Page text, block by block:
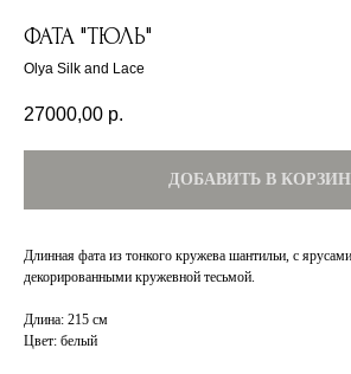
ФАТА "ТЮЛЬ"
Olya Silk and Lace
27000,00 р.
ДОБАВИТЬ В
Длинная фата из тонкого кружева шантильи, с
декорированными кружевной тесьмой.
Длина: 215 см
Цвет: белый